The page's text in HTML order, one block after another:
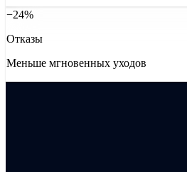
−24%
Отказы
Меньше мгновенных уходов